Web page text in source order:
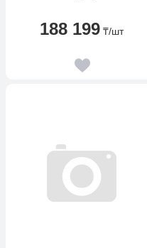
188 199 ₸/шт